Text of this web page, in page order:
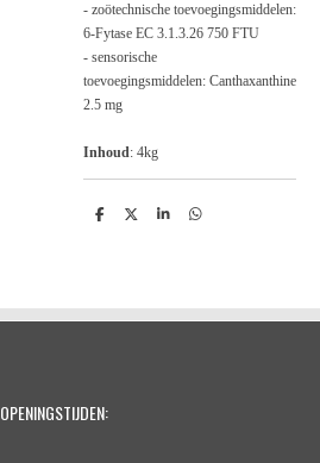
- zoötechnische toevoegingsmiddelen:
6-Fytase EC 3.1.3.26 750 FTU
- sensorische
toevoegingsmiddelen: Canthaxanthine
2.5 mg
Inhoud: 4kg
D
D
S
D
OPENINGSTIJDEN: